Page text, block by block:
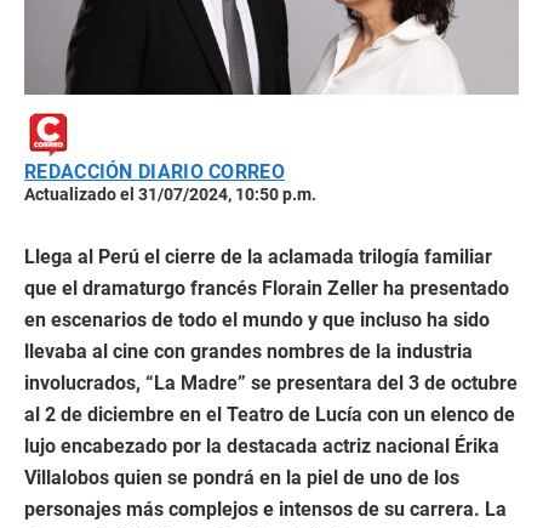
REDACCIÓN DIARIO CORREO
Actualizado el 31/07/2024, 10:50 p.m.
Llega al Perú el cierre de la aclamada trilogía familiar
que el dramaturgo francés Florain Zeller ha presentado
en escenarios de todo el mundo y que incluso ha sido
llevaba al cine con grandes nombres de la industria
involucrados, “La Madre” se presentara del 3 de octubre
al 2 de diciembre en el Teatro de Lucía con un elenco de
lujo encabezado por la destacada actriz nacional Érika
Villalobos quien se pondrá en la piel de uno de los
personajes más complejos e intensos de su carrera. La